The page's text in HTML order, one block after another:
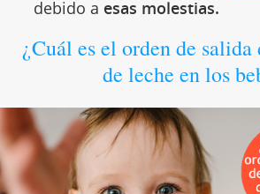
debido a esas molestias.
¿Cuál es el orden de salida
de leche en los